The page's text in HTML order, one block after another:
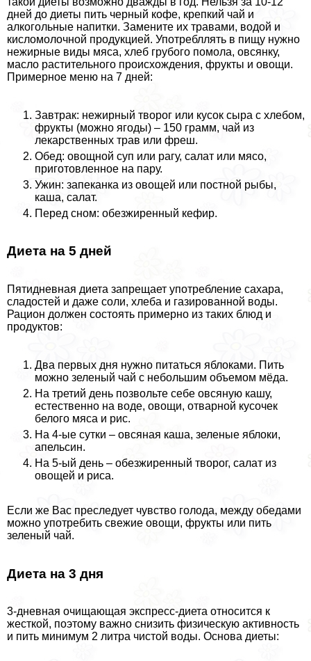
дней до диеты пить черный кофе, крепкий чай и
алкогольные напитки. Замените их травами, водой и
кисломолочной продукцией. Употрeбллять в пищу нужно
нежирные виды мяса, хлеб грубого помола, овсянку,
масло растительного происхождения, фрукты и овощи.
Примерное меню на 7 дней:
Завтpaк: нежирный творог или кусок сыра с хлебом,
фрукты (можно ягоды) – 150 грамм, чай из
лекарственных трав или фреш.
Обед: овощной суп или рагу, салат или мясо,
приготовленное на пару.
Ужин: запеканка из овощей или постной рыбы,
каша, салат.
Перед сном: обезжиренный кефир.
Диета на 5 дней
Пятидневная диета запрещает употрeбление сахара,
сладостей и даже соли, хлеба и газированной воды.
Рацион должен состоять примерно из таких блюд и
продуктов:
Два первых дня нужно питаться яблоками. Пить
можно зеленый чай с небольшим объемом мёда.
На третий день позвольте себе овсяную кашу,
естественно на воде, овощи, отварной кусочек
белого мяса и рис.
На 4-ые сутки – овсяная каша, зеленые яблоки,
апельсин.
На 5-ый день – обезжиренный творог, салат из
овощей и риса.
Если же Вас преследует чувство голода, между обедами
можно употребить свежие овощи, фрукты или пить
зеленый чай.
Диета на 3 дня
3-дневная очищающая экспресс-диета относится к
жесткой, поэтому важно снизить физическую активность
и пить минимум 2 литра чистой воды. Основа диеты: